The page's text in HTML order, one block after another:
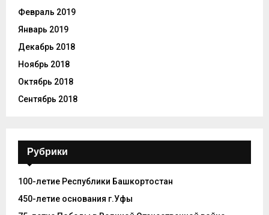
Февраль 2019
Январь 2019
Декабрь 2018
Ноябрь 2018
Октябрь 2018
Сентябрь 2018
Рубрики
100-летие Республики Башкортостан
450-летие основания г.Уфы